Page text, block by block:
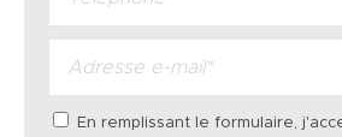
En remplissant le formulaire,